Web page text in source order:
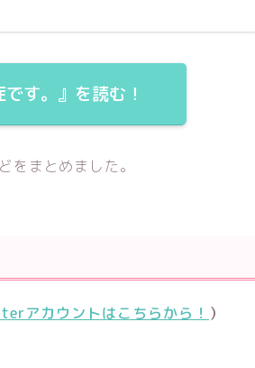
す。』を読む！
をまとめました。
アカウントはこちらから！ ）